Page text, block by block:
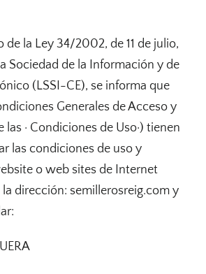
de la Ley 34/2002, de 11 de julio,
Sociedad de la Información y de
(LSSI-CE), se informa que
Generales de Acceso y
las · Condiciones de Uso·) tienen
las condiciones de uso y
o web sites de Internet
dirección: semillerosreig.com y